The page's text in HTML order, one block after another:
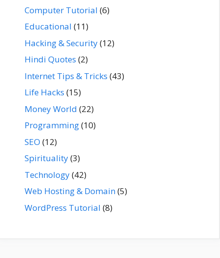
Computer Tutorial (6)
Educational (11)
Hacking & Security(12)
Hindi Quotes (2)
Internet Tips & Tricks (43)
Life Hacks (15)
Money World (22)
Programming(10)
SEO (12)
Spirituality(3)
Technology(42)
Web Hosting & Domain(5)
WordPress Tutorial (8)